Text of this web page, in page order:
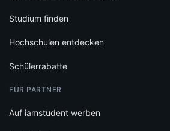
Studium finden
Hochschulen entdecken
Schülerrabatte
FÜR PARTNER
Auf iamstudent werben